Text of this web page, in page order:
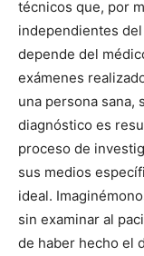
técnicos que, por
independientes
depende del
exámenes
una persona sana,
diagnóstico es
proceso de
sus medios
ideal.
sin examinar al
de haber hecho el